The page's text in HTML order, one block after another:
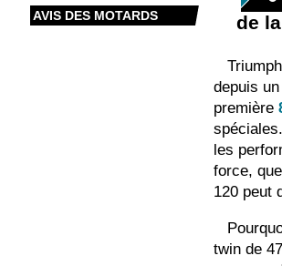
AVIS DES MOTARDS
de
depuis
première
les
force,
120 peut
twin de